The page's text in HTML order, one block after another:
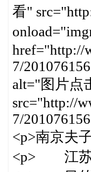
看"
href="http://
7/
alt="图片点
src="http://
7/
<p>南京夫
<p> 江苏